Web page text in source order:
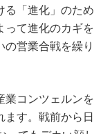
「進化」のため
って進化のカギを
営業合戦を繰り
業コンツェルンを
す。戦前から日